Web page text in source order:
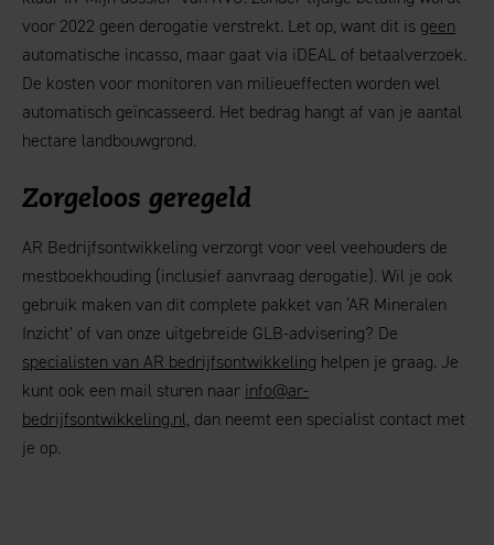
voor 2022 geen derogatie verstrekt. Let op, want dit is geen
automatische incasso, maar gaat via iDEAL of betaalverzoek.
De kosten voor monitoren van milieueffecten worden wel
automatisch geïncasseerd. Het bedrag hangt af van je aantal
hectare landbouwgrond.
Zorgeloos geregeld
AR Bedrijfsontwikkeling verzorgt voor veel veehouders de
mestboekhouding (inclusief aanvraag derogatie). Wil je ook
gebruik maken van dit complete pakket van ‘AR Mineralen
Inzicht’ of van onze uitgebreide GLB-advisering? De
specialisten van AR bedrijfsontwikkeling helpen je graag. Je
kunt ook een mail sturen naar info@ar-
bedrijfsontwikkeling.nl, dan neemt een specialist contact met
je op.